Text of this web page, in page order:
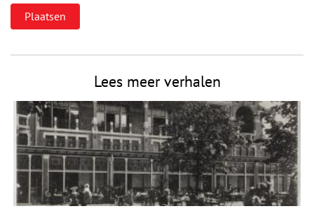
Lees meer verhalen